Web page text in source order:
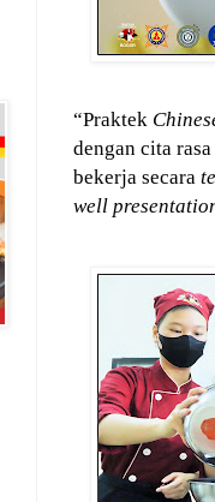
“Praktek
dengan cita
bekerja secara
well